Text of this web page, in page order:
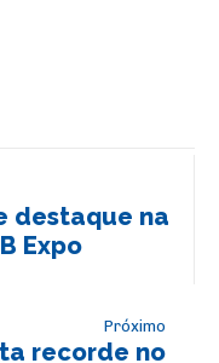
destaque na
Expo
Próximo
recorde no